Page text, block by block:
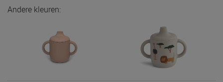
Andere kleuren: